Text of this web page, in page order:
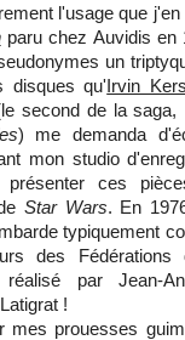
l'usage que
paru chez Auvidis en
un
disques qu'Irvin
second de la saga,
) me demanda
mon studio
ces
Star Wars. En
typiquement
des
réalisé par Jean-
!
mes prouesses